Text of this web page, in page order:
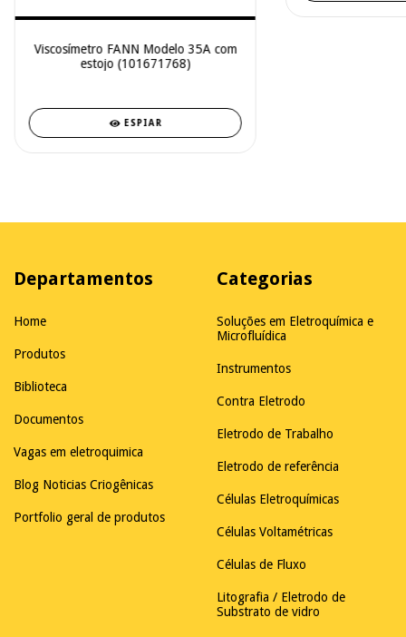
Viscosímetro FANN Modelo 35A com
estojo (101671768)
ESPIAR
Departamentos
Home
Produtos
Biblioteca
Documentos
Vagas em eletroquimica
Blog Noticias Criogênicas
Portfolio geral de produtos
Categorias
Soluções em Eletroquímica e
Microfluídica
Instrumentos
Contra Eletrodo
Eletrodo de Trabalho
Eletrodo de referência
Células Eletroquímicas
Células Voltamétricas
Células de Fluxo
Litografia / Eletrodo de
Substrato de vidro